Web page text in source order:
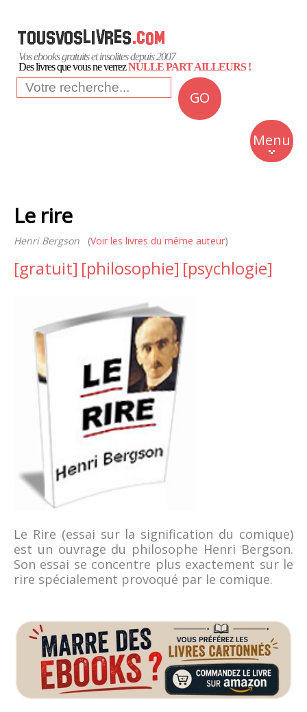
Vos ebooks gratuits et insolites depuis 2007
Des livres que vous ne verrezNULLE PART AILLEURS !
GO
Menu
Insolite
Business
Quotidien
Le rire
Henri Bergson (Voir les livres du même auteur)
[gratuit] [philosophie] [psychlogie]
Le Rire (essai sur la signification du comique)
est un ouvrage du philosophe Henri Bergson.
Son essai se concentre plus exactement sur le
rire spécialement provoqué par le comique.